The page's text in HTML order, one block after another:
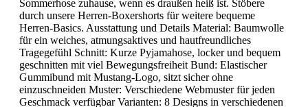
Sommerhose zuhause, wenn es draußen heiß ist. Stöbere
durch unsere Herren-Boxershorts für weitere bequeme
Herren-Basics. Ausstattung und Details Material: Baumwolle
für ein weiches, atmungsaktives und hautfreundliches
Tragegefühl Schnitt: Kurze Pyjamahose, locker und bequem
geschnitten mit viel Bewegungsfreiheit Bund: Elastischer
Gummibund mit Mustang-Logo, sitzt sicher ohne
einzuschneiden Muster: Verschiedene Webmuster für jeden
Geschmack verfügbar Varianten: 8 Designs in verschiedenen